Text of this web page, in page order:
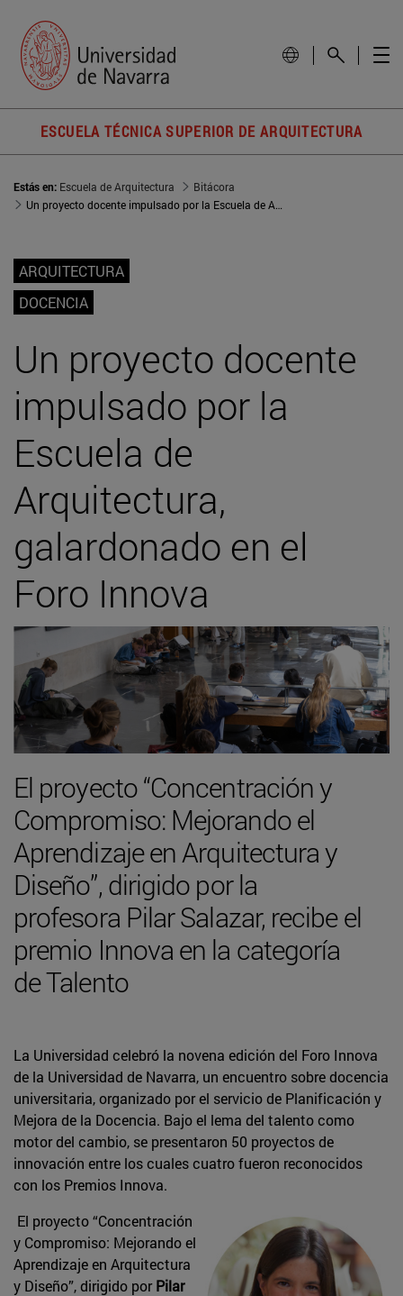
ESCUELA TÉCNICA SUPERIOR DE ARQUITECTURA
Estás en: Escuela de Arquitectura
Bitácora
Un proyecto docente impulsado por la Escuela de Arquitectura, galardonado en el Foro Innova
ARQUITECTURA
DOCENCIA
Un proyecto docente
impulsado por la
Escuela de
Arquitectura,
galardonado en el
Foro Innova
El proyecto “Concentración y
Compromiso: Mejorando el
Aprendizaje en Arquitectura y
Diseño”, dirigido por la
profesora Pilar Salazar, recibe el
premio Innova en la categoría
de Talento
La Universidad celebró la novena edición del Foro Innova
de la Universidad de Navarra, un encuentro sobre docencia
universitaria, organizado por el servicio de Planificación y
Mejora de la Docencia. Bajo el lema del talento como
motor del cambio, se presentaron 50 proyectos de
innovación entre los cuales cuatro fueron reconocidos
con los Premios Innova.
El proyecto “Concentración
y Compromiso: Mejorando el
Aprendizaje en Arquitectura
y Diseño”, dirigido porPilar